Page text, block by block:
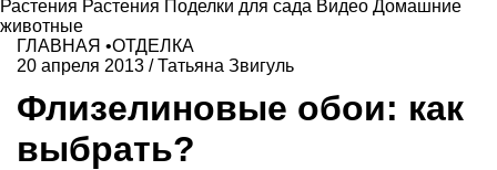
Растения Растения Поделки для сада Видео Домашние
животные
ГЛАВНАЯ •ОТДЕЛКА
20 апреля 2013 /Татьяна Звигуль
Флизелиновые обои: как
выбрать?